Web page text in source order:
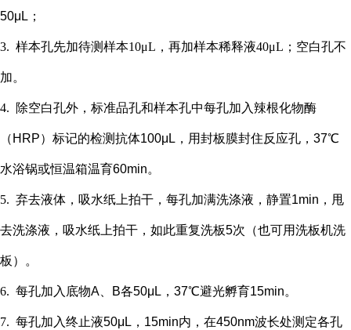
50μL；
3. 样本孔先加待测样本10μL，再加样本稀释液40μL； 空白孔不
加。
4. 除空白孔外， 标准品孔和样本孔中每孔加入辣根化物酶
（ HRP）标记的检测抗体100μL，用封板膜封住反应孔，37℃
水浴锅或恒温箱温育60min。
5. 弃去液体，吸水纸上拍干，每孔加满洗涤液，静置1min，甩
去洗涤液，吸水纸上拍干，如此重复洗板5次（也可用洗板机洗
板）。
6. 每孔加入底物A、B各50μL，37℃避光孵育15min。
7. 每孔加入终止液50μL，15min内，在450nm波长处测定各孔